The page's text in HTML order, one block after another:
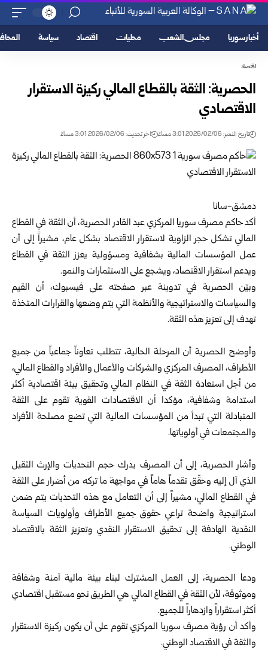
أخبار سوريا مجلس الشعب محليات اقتصاد سياسة
اقتصاد
الحصرية: الثقة بالقطاع المالي ركيزة الاستقرار
الاقتصادي
تاريخ النشر: 2026/02/06 3:01 مساءً اخر تحديث: 2026/02/06 3:01 مساءً
‏دمشق-سانا
‌‏أكدحاكم مصرف سوريا المركزيعبد القادر الحصرية، أن الثقة في القطاع
المالي تشكل حجر الزاوية لاستقرار الاقتصاد بشكل عام، مشيراً إلى أن
عمل المؤسسات المالية بشفافية ومسؤولية يعزز الثقة في القطاع
ويدعم استقرار الاقتصاد، ويشجع على الاستثمارات والنمو.
وبيّن الحصرية في تدوينة عبر صفحته على فيسبوك، أن القيم
والسياسات والاستراتيجية والأنظمة التي يتم وضعها والقرارات المتخذة
تهدف إلى تعزيز هذه الثقة.
‏وأوضح الحصرية أن المرحلة الحالية، تتطلب تعاوناً جماعياً من جميع
الأطراف، المصرف المركزي والشركات والأعمال والأفراد والقطاع المالي،
من أجل استعادة الثقة في النظام المالي وتحقيق بيئة اقتصادية أكثر
استدامة وشفافية، مؤكدا أن الاقتصادات القوية تقوم على الثقة
المتبادلة التي تبدأ من المؤسسات المالية التي تضع مصلحة الأفراد
والمجتمعات في أولوياتها.
‏وأشار الحصرية، إلى أن المصرف يدرك حجم التحديات والإرث الثقيل
الذي آل إليه وحقّق تقدماً هاماً في مواجهة ما تركه من أضرار على الثقة
في القطاع المالي، مشيراً إلى أن التعامل مع هذه التحديات يتم ضمن
استراتيجية واضحة تراعي حقوق جميع الأطراف وأولويات السياسة
النقدية الهادفة إلى تحقيق الاستقرار النقدي وتعزيز الثقة بالاقتصاد
الوطني.
‏ودعا الحصرية، إلى العمل المشترك لبناء بيئة مالية آمنة وشفافة
وموثوقة، لأن الثقة في القطاع المالي هي الطريق نحو مستقبل اقتصادي
أكثر استقراراً وازدهاراً للجميع.
وأكد أن رؤية مصرف سوريا المركزيتقوم على أن يكون ركيزة الاستقرار
والثقة في الاقتصاد الوطني.